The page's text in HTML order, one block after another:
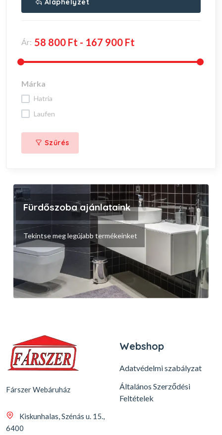
Alaphelyzet
Ár:
Márka
hatria
laufen
Szűrés
Fürdőszoba ajánlataink
Tekintse meg legújabb termékeinket
Fárszer Webáruház
Kiskunhalas, Szénás u. 15.,
6400
Webshop
Adatvédelmi szabályzat
Általános Szerződési
Feltételek